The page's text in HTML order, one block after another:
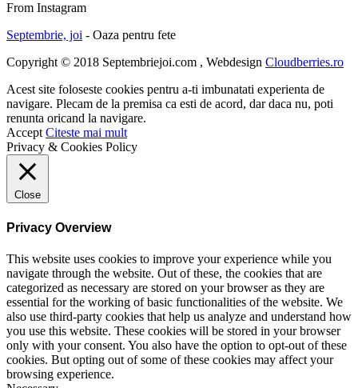
From Instagram
Septembrie, joi - Oaza pentru fete
Copyright © 2018 Septembriejoi.com , Webdesign Cloudberries.ro
Acest site foloseste cookies pentru a-ti imbunatati experienta de
navigare. Plecam de la premisa ca esti de acord, dar daca nu, poti
renunta oricand la navigare.
Accept Citeste mai mult
Privacy & Cookies Policy
Close
Privacy Overview
This website uses cookies to improve your experience while you
navigate through the website. Out of these, the cookies that are
categorized as necessary are stored on your browser as they are
essential for the working of basic functionalities of the website. We
also use third-party cookies that help us analyze and understand how
you use this website. These cookies will be stored in your browser
only with your consent. You also have the option to opt-out of these
cookies. But opting out of some of these cookies may affect your
browsing experience.